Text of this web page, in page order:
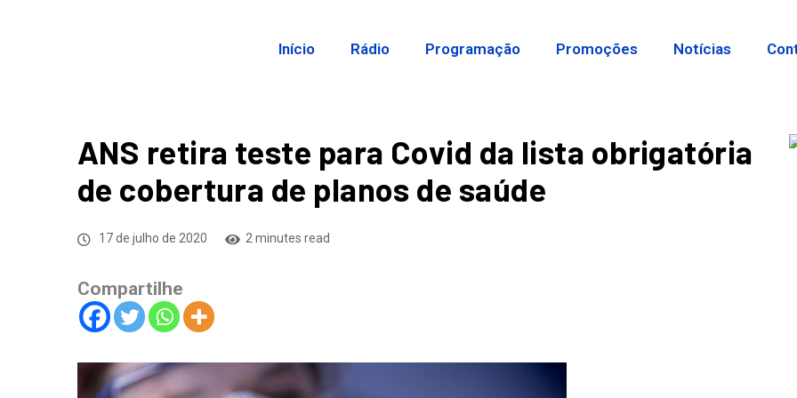
Início Rádio Programação Promoções Notícias
ANS retira teste para Covid da lista obrigatória
de cobertura de planos de saúde
17 de julho de 2020 2 minutes read
Compartilhe